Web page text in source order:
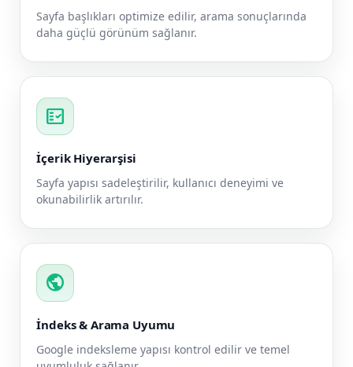
Sayfa başlıkları optimize edilir, arama sonuçlarında
daha güçlü görünüm sağlanır.
fact_check
İçerik Hiyerarşisi
Sayfa yapısı sadeleştirilir, kullanıcı deneyimi ve
okunabilirlik artırılır.
public
İndeks & Arama Uyumu
Google indeksleme yapısı kontrol edilir ve temel